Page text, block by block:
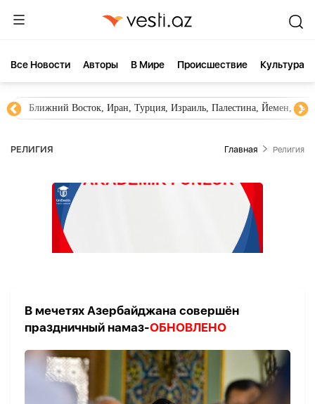
Все Новости Aвторы В Мире Происшествие Культура
Ближний Восток, Иран, Турция, Израиль, Палестина, Йемен,
РЕЛИГИЯ Главная Религия
В мечетях Азербайджана совершён
праздничный намаз-ОБНОВЛЕНО